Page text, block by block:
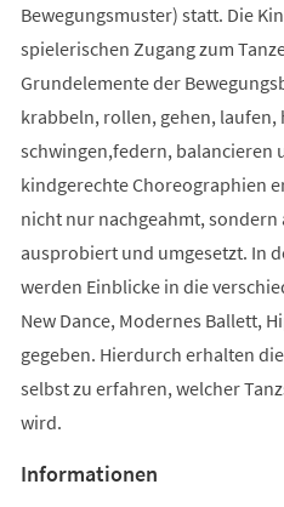
Bewegungsmuster) statt. Die
spielerischen Zugang zum
Grundelemente der
krabbeln, rollen, gehen, laufen,
schwingen,federn, balancieren
kindgerechte Choreographien
nicht nur nachgeahmt,
ausprobiert und umgesetzt. In
werden Einblicke in die
New Dance, Modernes Ballett,
gegeben. Hierdurch erhalten
selbst zu erfahren, welcher
wird.
Informationen